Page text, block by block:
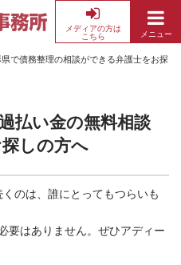
メディアの方は
こちら
メニュー
県で債務整理の相談ができる弁護士をお探し
払い金の無料相談
しの方へ
のは、誰にとってもつらいも
要はありません。ぜひアディー